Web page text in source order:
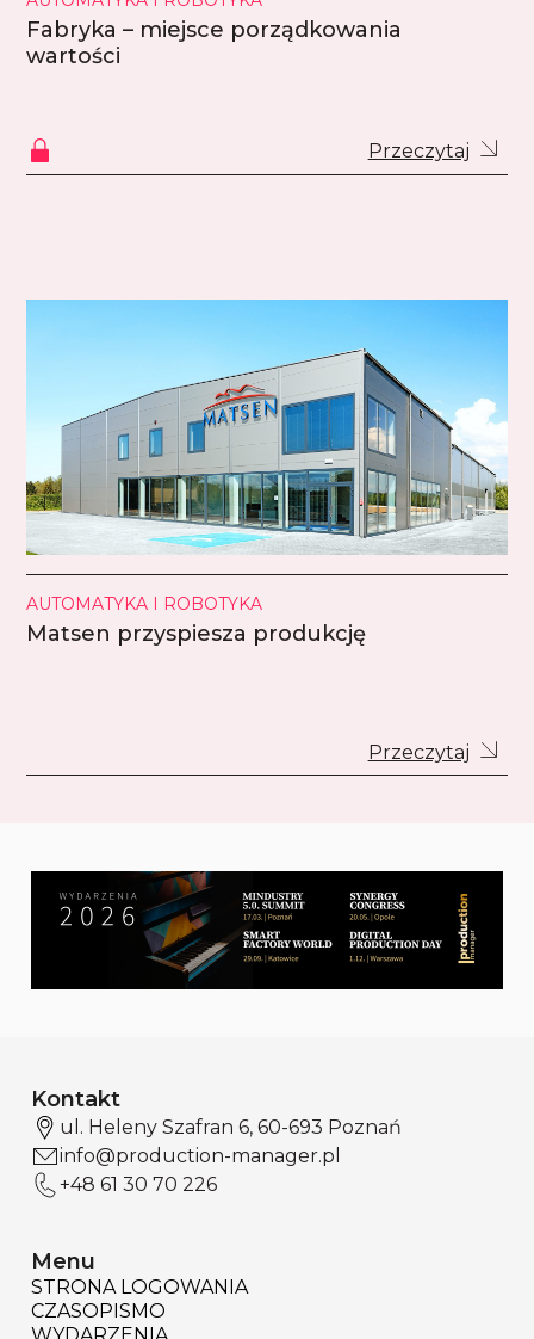
Fabryka – miejsce porządkowania
wartości
Przeczytaj
AUTOMATYKA I ROBOTYKA
Matsen przyspiesza produkcję
Przeczytaj
Kontakt
ul. Heleny Szafran 6, 60-693 Poznań
info@production-manager.pl
+48 61 30 70 226
Menu
STRONA LOGOWANIA
CZASOPISMO